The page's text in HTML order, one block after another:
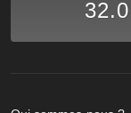
32.0